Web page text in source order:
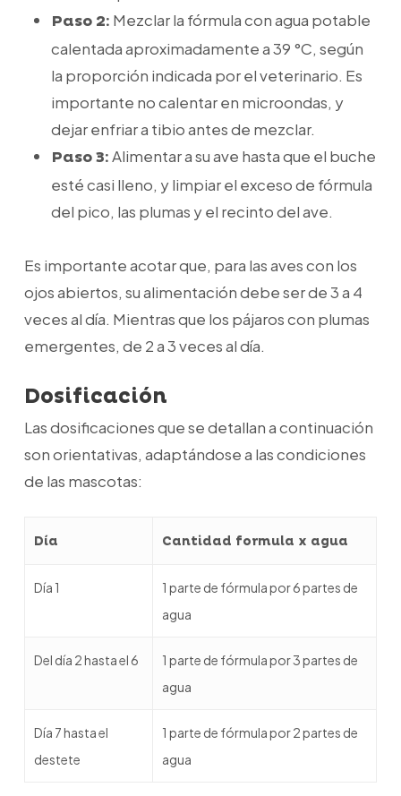
Paso 2: Mezclar la fórmula con agua potable
calentada aproximadamente a 39 °C, según
la proporción indicada por el veterinario. Es
importante no calentar en microondas, y
dejar enfriar a tibio antes de mezclar.
Paso 3:Alimentar a su ave hasta que el buche
esté casi lleno, y limpiar el exceso de fórmula
del pico, las plumas y el recinto del ave.
Es importante acotar que, para las aves con los
ojos abiertos, su alimentación debe ser de 3 a 4
veces al día. Mientras que los pájaros con plumas
emergentes, de 2 a 3 veces al día.
Dosificación
Las dosificaciones que se detallan a continuación
son orientativas, adaptándose a las condiciones
de las mascotas:
Día Cantidad formula x agua
Día 1
1 parte de fórmula por 6 partes de
agua
Del día 2 hasta el 6
1 parte de fórmula por 3 partes de
agua
Día 7 hasta el
destete
1 parte de fórmula por 2 partes de
agua